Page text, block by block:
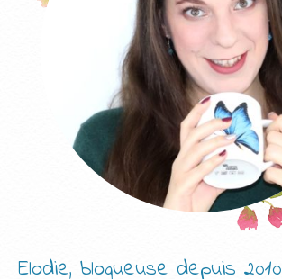
Elodie, blogueuse depuis 2010